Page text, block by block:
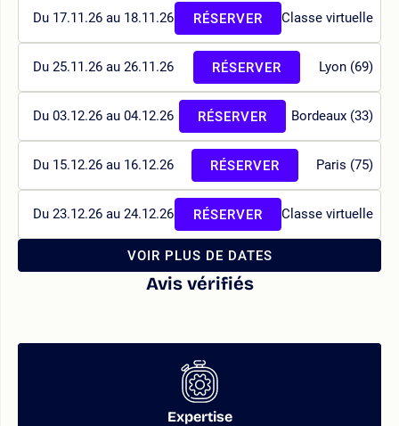
Du 17.11.26 au 18.11.26 Classe virtuelle
RÉSERVER
Du 25.11.26 au 26.11.26 Lyon (69)
RÉSERVER
Du 03.12.26 au 04.12.26 Bordeaux (33)
RÉSERVER
Du 15.12.26 au 16.12.26 Paris (75)
RÉSERVER
Du 23.12.26 au 24.12.26 Classe virtuelle
RÉSERVER
VOIR PLUS DE DATES
Avis vérifiés
Expertise